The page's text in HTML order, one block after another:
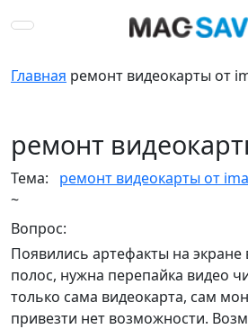
Главная ремонт видеокарты от
ремонт
Тема:
ремонт видеокарты от
~
Вопрос:
Появились артефакты на экране
полос, нужна перепайка видео
только сама видеокарта, сам
привезти нет возможности.